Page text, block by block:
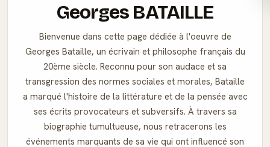
Georges BATAILLE
Bienvenue dans cette page dédiée à l'oeuvre de
Georges Bataille, un écrivain et philosophe français du
20ème siècle. Reconnu pour son audace et sa
transgression des normes sociales et morales, Bataille
a marqué l'histoire de la littérature et de la pensée avec
ses écrits provocateurs et subversifs. À travers sa
biographie tumultueuse, nous retracerons les
événements marquants de sa vie qui ont influencé son